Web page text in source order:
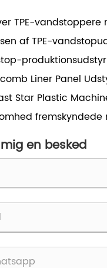
TPE-
af ​​TPE-
er blevet
udstyr,
produktion.Liner Panel
idriftsættelse
Star Plastic
med russisk
en besked